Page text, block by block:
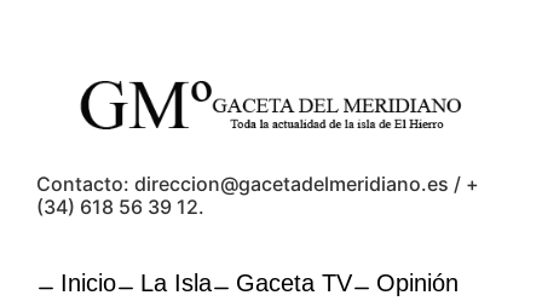
Contacto: direccion@gacetadelmeridiano.es / +
(34) 618 56 39 12.
Inicio La Isla Gaceta TV
Opinión